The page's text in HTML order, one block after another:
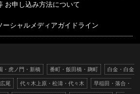
お申し込み方法について
ーシャルメディアガイドライン
・虎ノ門・新橋 番町・飯田橋・麹町 白金・白金
尾 代々木上原・松濤・代々木 早稲田・落合・